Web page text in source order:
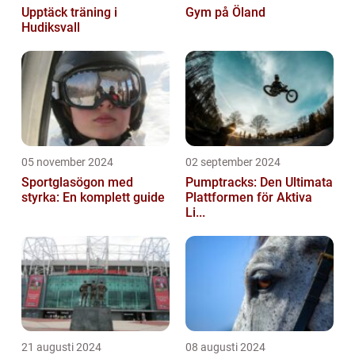
Upptäck träning i
Hudiksvall
Gym på Öland
05 november 2024
Sportglasögon med
styrka: En komplett guide
02 september 2024
Pumptracks: Den Ultimata
Plattformen för Aktiva
Li...
21 augusti 2024 08 augusti 2024